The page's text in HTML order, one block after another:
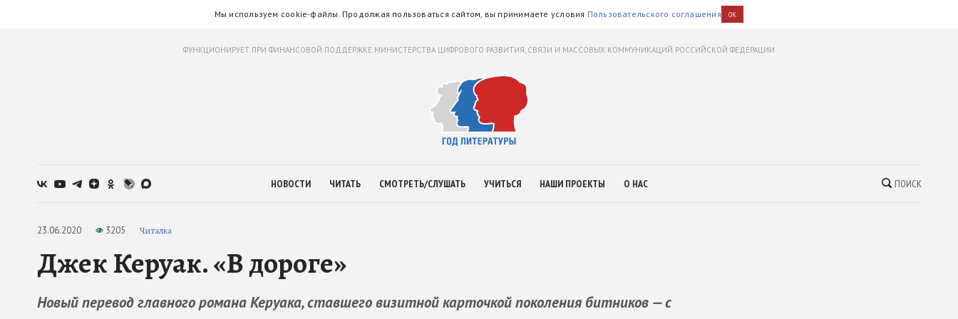
Мы используем cookie-файлы. Продолжая пользоваться сайтом, вы принимаете условия Пользовательского соглашения OK
ФУНКЦИОНИРУЕТ ПРИ ФИНАНСОВОЙ ПОДДЕРЖКЕ МИНИСТЕРСТВА ЦИФРОВОГО РАЗВИТИЯ, СВЯЗИ И МАССОВЫХ КОММУНИКАЦИЙ РОССИЙСКОЙ ФЕДЕРАЦИИ
НОВОСТИ ЧИТАТЬ СМОТРЕТЬ/СЛУШАТЬ УЧИТЬСЯ НАШИ ПРОЕКТЫ О НАС ПОИСК
23.06.2020 3205 Читалка
Джек Керуак. «В дороге»
Новый перевод главного романа Керуака, ставшего визитной карточкой поколения битников — с